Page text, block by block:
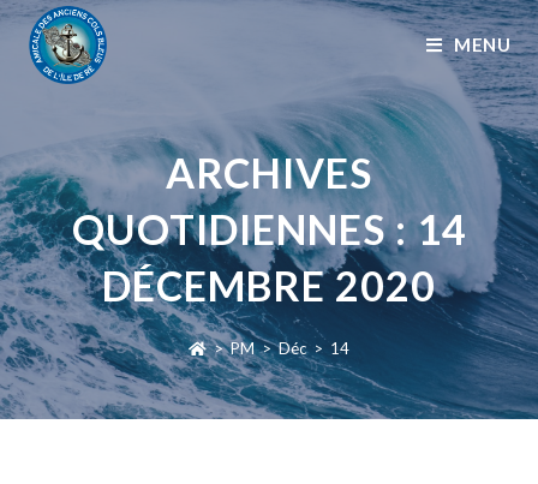
MENU
ARCHIVES
QUOTIDIENNES : 14
DÉCEMBRE 2020
> PM > Déc > 14